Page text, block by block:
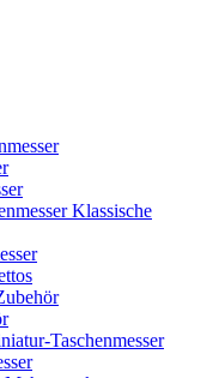
Klassische
Taschenmesser